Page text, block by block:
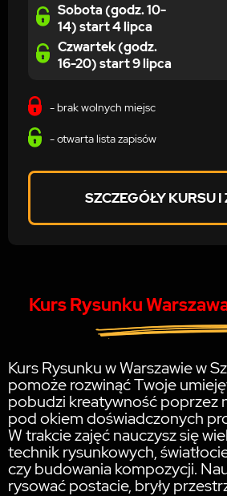
Sobota (godz. 10-
14) start 4 lipca
Czwartek (godz.
16-20) start 9 lipca
- brak wolnych miejsc
- otwarta lista zapisów
SZCZEGÓŁY KURSU
Kurs Rysunku
Kurs Rysunku w Warszawie w
pomoże rozwinąć Twoje
pobudzi kreatywność poprzez
pod okiem doświadczonych
W trakcie zajęć nauczysz się
technik rysunkowych,
czy budowania kompozycji.
rysować postacie, bryły